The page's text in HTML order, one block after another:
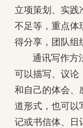
立项策划、实践
不足等，重点体
得分享，团队组
通讯写作方
可以描写、议论
和自己的体会、
道形式，也可以
记或书信体、日